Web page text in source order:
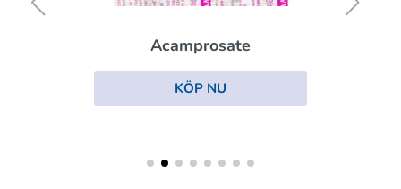
Acamprosate
KÖP NU